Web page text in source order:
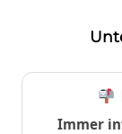
Immer